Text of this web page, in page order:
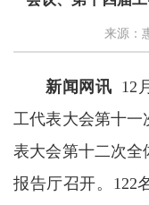
来源：
新闻网讯 12
工代表大会第十
表大会第十二次
报告厅召开。122